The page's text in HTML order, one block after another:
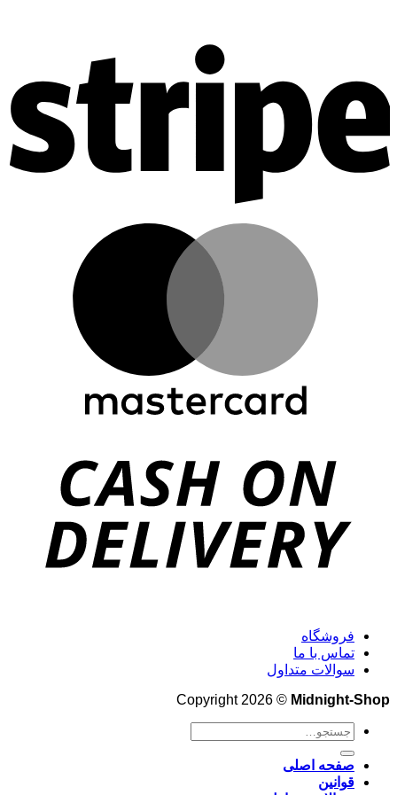
فروشگاه
تماس با ما
سوالات متداول
Copyright 2026 © Midnight-Shop
جستجو
صفحه اصلی
قوانین